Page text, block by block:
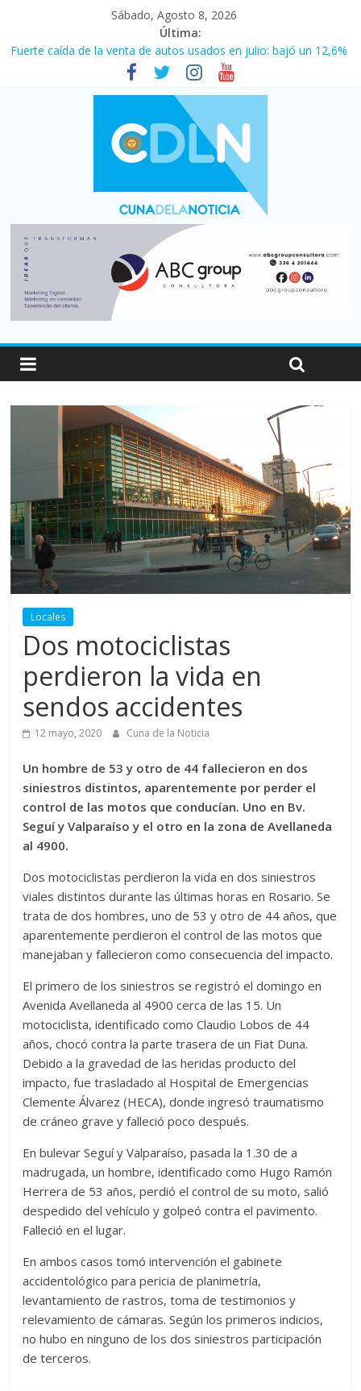
Sábado, Agosto 8, 2026
Última:
Fuerte caída de la venta de autos usados en julio: bajó un 12,6%
Central venció 1 a 0 al River de Coudet en el Monumental
La morosidad alcanzó su nivel más alto en dos décadas y ya
afecta a 400 mil deudores en Santa Fe
Desde que asumió Milei cerraron 41.000 kioscos: el sector
denuncia crisis como en 2001
Vacaciones de invierno con más movimiento y consumo
turístico: 4,6 millones de personas viajaron por el país, un 5,9%
Locales
Dos motociclistas
perdieron la vida en
sendos accidentes
12 mayo, 2020 Cuna de la Noticia
Un hombre de 53 y otro de 44 fallecieron en dos
siniestros distintos, aparentemente por perder el
control de las motos que conducían. Uno en Bv.
Seguí y Valparaíso y el otro en la zona de Avellaneda
al 4900.
Dos motociclistas perdieron la vida en dos siniestros
viales distintos durante las últimas horas en Rosario. Se
trata de dos hombres, uno de 53 y otro de 44 años, que
aparentemente perdieron el control de las motos que
manejaban y fallecieron como consecuencia del impacto.
El primero de los siniestros se registró el domingo en
Avenida Avellaneda al 4900 cerca de las 15. Un
motociclista, identificado como Claudio Lobos de 44
años, chocó contra la parte trasera de un Fiat Duna.
Debido a la gravedad de las heridas producto del
impacto, fue trasladado al Hospital de Emergencias
Clemente Álvarez (HECA), donde ingresó traumatismo
de cráneo grave y falleció poco después.
En bulevar Seguí y Valparaíso, pasada la 1.30 de a
madrugada, un hombre, identificado como Hugo Ramón
Herrera de 53 años, perdió el control de su moto, salió
despedido del vehículo y golpeó contra el pavimento.
Falleció en el lugar.
En ambos casos tomó intervención el gabinete
accidentológico para pericia de planimetría,
levantamiento de rastros, toma de testimonios y
relevamiento de cámaras. Según los primeros indicios,
no hubo en ninguno de los dos siniestros participación
de terceros.